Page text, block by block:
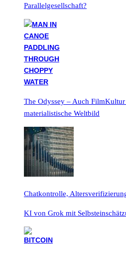
Parallelgesellschaft?
The Odyssey – Auch FilmKultur
materialistische Weltbild
Chatkontrolle,
KI von Grok mit